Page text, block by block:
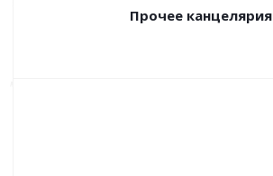
Прочее канцелярия